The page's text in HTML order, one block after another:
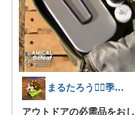
まるたろう🙂‍↕️季節アイテム
アウトドアの必需品をお